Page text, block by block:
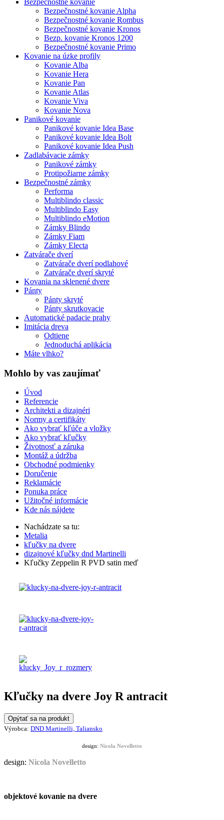
Bezpečnostné kovanie
Bezpečnostné kovanie Alpha
Bezpečnostné kovanie Rombus
Bezpečnostné kovanie Kronos
Bezp. kovanie Kronos 1200
Bezpečnostné kovanie Primo
Kovanie na úzke profily
Kovanie Alba
Kovanie Hera
Kovanie Pan
Kovanie Atlas
Kovanie Viva
Kovanie Nova
Panikové kovanie
Panikové kovanie Idea Base
Panikové kovanie Idea Bolt
Panikové kovanie Idea Push
Zadlabávacie zámky
Panikové zámky
Protipožiarne zámky
Bezpečnostné zámky
Performa
Multiblindo classic
Multiblindo Easy
Multiblindo eMotion
Zámky Blindo
Zámky Fiam
Zámky Electa
Zatvárače dverí
Zatvárače dverí podlahové
Zatvárače dverí skryté
Kovania na sklenené dvere
Pánty
Pánty skryté
Pánty skrutkovacie
Automatické padacie prahy
Imitácia dreva
Odtiene
Jednoduchá aplikácia
Máte vlhko?
Mohlo by vas zaujímať
Úvod
Referencie
Architekti a dizajnéri
Normy a certifikáty
Ako vybrať kľúče a vložky
Ako vybrať kľučky
Životnosť a záruka
Montáž a údržba
Obchodné podmienky
Doručenie
Reklamácie
Ponuka práce
Užitočné informácie
Kde nás nájdete
Nachádzate sa tu:
Metalia
kľučky na dvere
dizajnové kľučky dnd Martinelli
Kľučky Zeppelin R PVD satin meď
Kľučky na dvere Joy R antracit
Opýtať sa na produkt
Výrobca: DND Martinelli, Taliansko
design: Nicola Novelletto
design: Nicola Novelletto
objektové kovanie na dvere